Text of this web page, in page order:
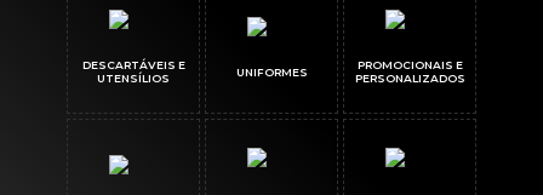
DESCARTÁVEIS E
UTENSÍLIOS
UNIFORMES
PROMOCIONAIS E
PERSONALIZADOS